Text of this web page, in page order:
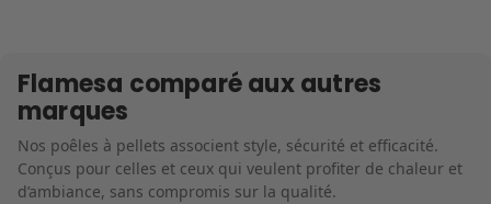
Flamesa comparé aux autres
marques
Nos poêles à pellets associent style, sécurité et efficacité.
Conçus pour celles et ceux qui veulent profiter de chaleur et
d’ambiance, sans compromis sur la qualité.